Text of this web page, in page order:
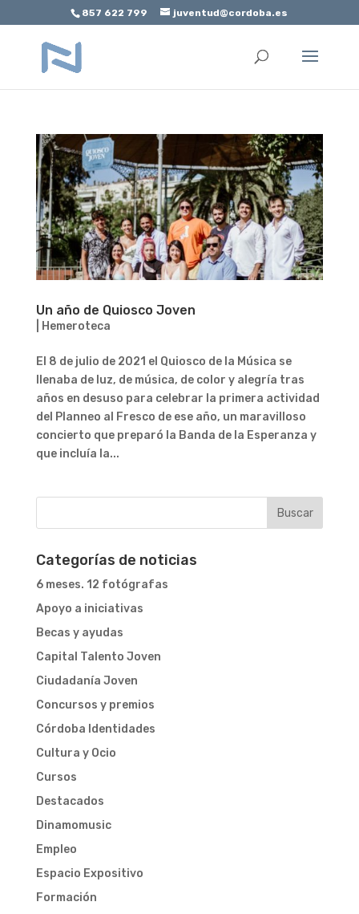
Abrir barra de herramientas
857 622 799 juventud@cordoba.es
Un año de Quiosco Joven
Hemeroteca
El 8 de julio de 2021 el Quiosco de la Música se
llenaba de luz, de música, de color y alegría tras
años en desuso para celebrar la primera actividad
del Planneo al Fresco de ese año, un maravilloso
concierto que preparó la Banda de la Esperanza y
que incluía la...
Categorías de noticias
6 meses. 12 fotógrafas
Apoyo a iniciativas
Becas y ayudas
Capital Talento Joven
Ciudadanía Joven
Concursos y premios
Córdoba Identidades
Cultura y Ocio
Cursos
Destacados
Dinamomusic
Empleo
Espacio Expositivo
Formación